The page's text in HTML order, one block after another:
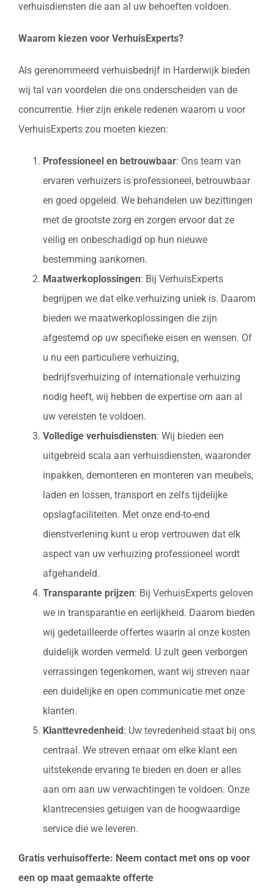
verhuisdiensten die aan al uw behoeften voldoen.
Waarom kiezen voor VerhuisExperts?
Als gerenommeerd verhuisbedrijf in Harderwijk bieden
wij tal van voordelen die ons onderscheiden van de
concurrentie. Hier zijn enkele redenen waarom u voor
VerhuisExperts zou moeten kiezen:
Professioneel en betrouwbaar: Ons team van
ervaren verhuizers is professioneel, betrouwbaar
en goed opgeleid. We behandelen uw bezittingen
met de grootste zorg en zorgen ervoor dat ze
veilig en onbeschadigd op hun nieuwe
bestemming aankomen.
Maatwerkoplossingen: Bij VerhuisExperts
begrijpen we dat elke verhuizing uniek is. Daarom
bieden we maatwerkoplossingen die zijn
afgestemd op uw specifieke eisen en wensen. Of
u nu een particuliere verhuizing,
bedrijfsverhuizing of internationale verhuizing
nodig heeft, wij hebben de expertise om aan al
uw vereisten te voldoen.
Volledige verhuisdiensten: Wij bieden een
uitgebreid scala aan verhuisdiensten, waaronder
inpakken, demonteren en monteren van meubels,
laden en lossen, transport en zelfs tijdelijke
opslagfaciliteiten. Met onze end-to-end
dienstverlening kunt u erop vertrouwen dat elk
aspect van uw verhuizing professioneel wordt
afgehandeld.
Transparante prijzen: Bij VerhuisExperts geloven
we in transparantie en eerlijkheid. Daarom bieden
wij gedetailleerde offertes waarin al onze kosten
duidelijk worden vermeld. U zult geen verborgen
verrassingen tegenkomen, want wij streven naar
een duidelijke en open communicatie met onze
klanten.
Klanttevredenheid : Uw tevredenheid staat bij ons
centraal. We streven ernaar om elke klant een
uitstekende ervaring te bieden en doen er alles
aan om aan uw verwachtingen te voldoen. Onze
klantrecensies getuigen van de hoogwaardige
service die we leveren.
Gratis verhuisofferte: Neem contact met ons op voor
een op maat gemaakte offerte